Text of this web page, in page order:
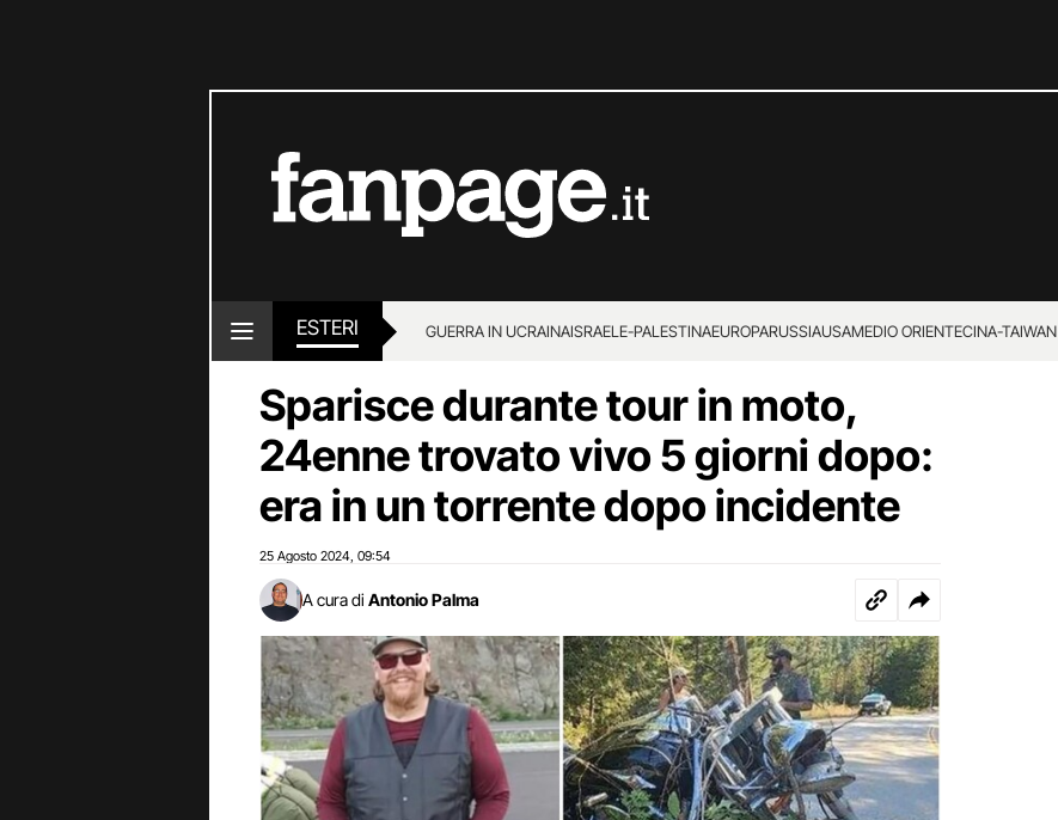
ESTERI GUERRA IN UCRAINAISRAELE-PALESTINAEUROPARUSSIAUSAMEDIO ORIENTECINA-TAIWAN
Sparisce durante tour in moto,
24enne trovato vivo 5 giorni dopo:
era in un torrente dopo incidente
25 Agosto 2024 09:54
A cura di Antonio Palma